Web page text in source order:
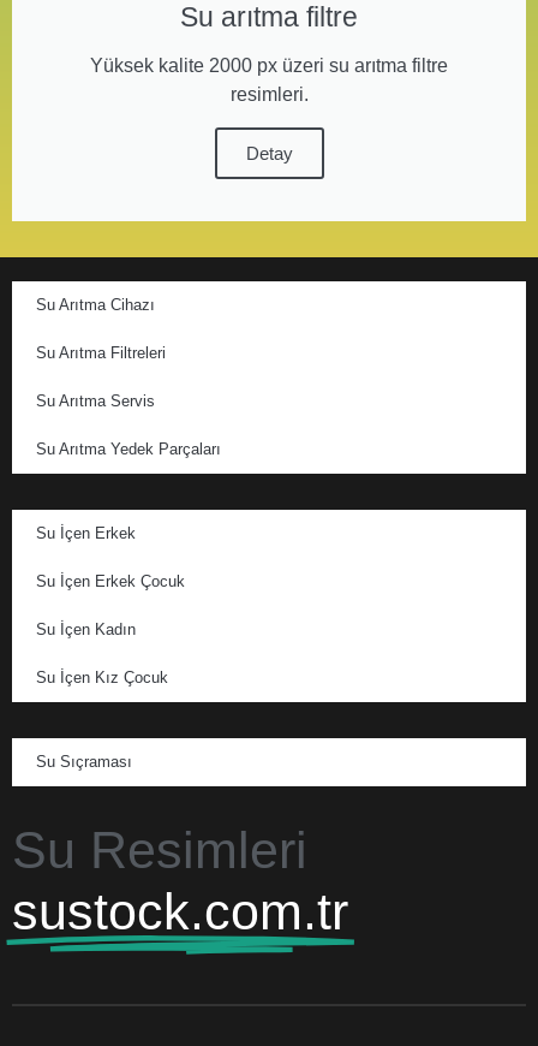
Su arıtma filtre
Yüksek kalite 2000 px üzeri su arıtma filtre
resimleri.
Detay
Su Arıtma Cihazı
Su Arıtma Filtreleri
Su Arıtma Servis
Su Arıtma Yedek Parçaları
Su İçen Erkek
Su İçen Erkek Çocuk
Su İçen Kadın
Su İçen Kız Çocuk
Su Sıçraması
Su Resimleri
sustock.com.tr